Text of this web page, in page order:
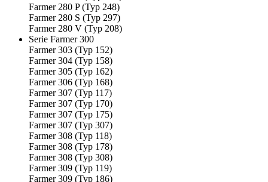
Farmer 280 P (Typ 248)
Farmer 280 S (Typ 297)
Farmer 280 V (Typ 208)
Serie Farmer 300
Farmer 303 (Typ 152)
Farmer 304 (Typ 158)
Farmer 305 (Typ 162)
Farmer 306 (Typ 168)
Farmer 307 (Typ 117)
Farmer 307 (Typ 170)
Farmer 307 (Typ 175)
Farmer 307 (Typ 307)
Farmer 308 (Typ 118)
Farmer 308 (Typ 178)
Farmer 308 (Typ 308)
Farmer 309 (Typ 119)
Farmer 309 (Typ 186)